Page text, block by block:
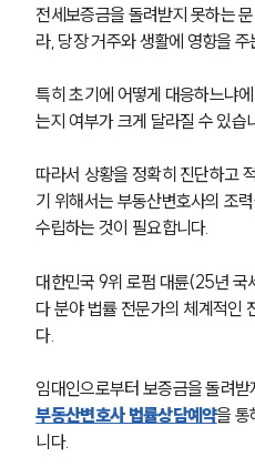
업무
건설
전
구성
부동산전
소식
공지
법률
법률
전세보증금을 돌려받지 못하는
라, 당장 거주와 생활에 영향을
특히 초기에 어떻게 대응하느냐
는지 여부가 크게 달라질 수 있습
따라서 상황을 정확히 진단하고
기 위해서는 부동산변호사의 조
수립하는 것이 필요합니다.
대한민국 9위 로펌 대륜(25년 국
다 분야 법률 전문가의 체계적인
다.
임대인으로부터 보증금을 돌려
부동산변호사 법률상담예약을 통
니다.